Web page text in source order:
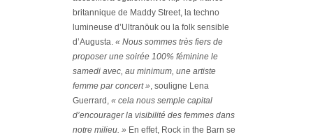
britannique de Maddy Street, la techno
lumineuse d’Ultranöuk ou la folk sensible
d’Augusta. « Nous sommes très fiers de
proposer une soirée 100% féminine le
samedi avec, au minimum, une artiste
femme par concert », souligne Lena
Guerrard, « cela nous semple capital
d’encourager la visibilité des femmes dans
notre milieu. » En effet, Rock in the Barn se